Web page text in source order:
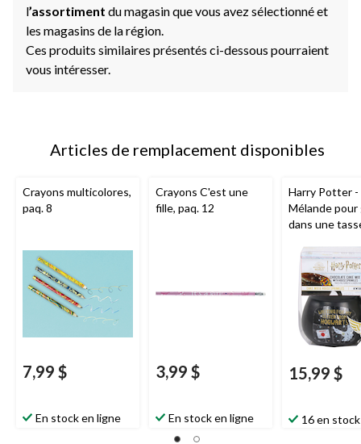
l’assortiment du magasin que vous avez sélectionné et
les magasins de la région.
Ces produits similaires présentés ci-dessous pourraient
vous intéresser.
Articles de remplacement disponibles
Crayons multicolores,
paq. 8
7,99 $
En stock en ligne
Crayons C'est une
fille, paq. 12
3,99 $
En stock en ligne
Harry Potter -
Mélande pour
dans une
15,99 $
16 en stock